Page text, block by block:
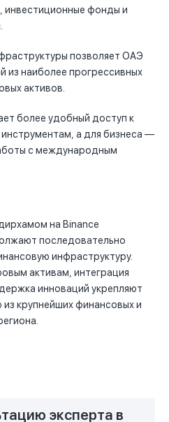
инвестиционные фонды и
позволяет ОАЭ
из наиболее прогрессивных
активов.
более удобный доступ к
а для бизнеса —
с международным
на Binance
последовательно
инфраструктуру.
активам, интеграция
инноваций укрепляют
крупнейших финансовых и
эксперта в